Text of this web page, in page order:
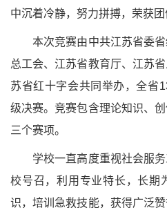
中沉着冷静，努力拼搏，荣获团
本次竞赛由中共江苏省委省
总工会、江苏省教育厅、江苏
苏省红十字会共同举办，全省
级决赛。竞赛包含理论知识、
三个赛项。
学校一直高度重视社会服务
校号召，利用专业特长，长期
识，培训急救技能，获得广泛